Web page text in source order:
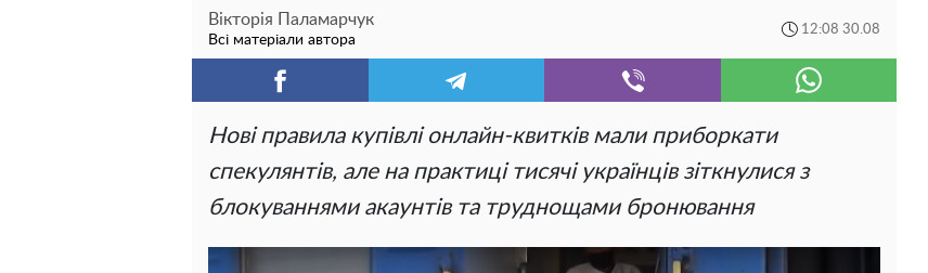
Вікторія Паламарчук
Всі матеріали автора
12:08 30.08
Нові правила купівлі онлайн-квитків мали приборкати
спекулянтів, але на практиці тисячі українців зіткнулися з
блокуваннями акаунтів та труднощами бронювання